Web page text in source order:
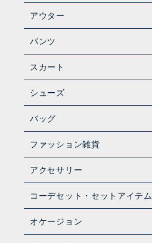
アウター
パンツ
スカート
シューズ
バッグ
ファッション雑貨
アクセサリー
コーデセット・セットアイテム
オケージョン